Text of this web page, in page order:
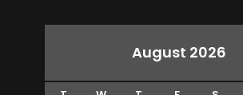
August 2026